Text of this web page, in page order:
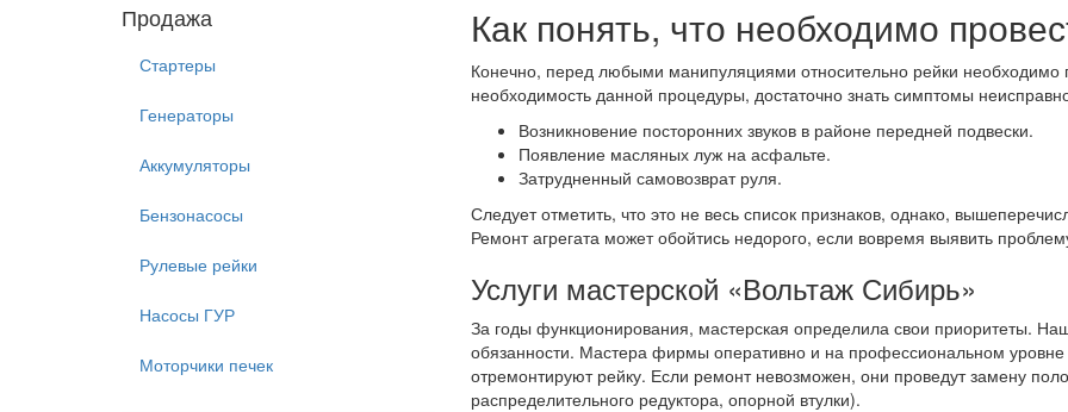
Продажа
Стартеры
Генераторы
Аккумуляторы
Бензонасосы
Рулевые рейки
Насосы ГУР
Моторчики печек
Как понять, что необходимо
Конечно, перед любыми манипуляциями относительно рейки необходимо
необходимость данной процедуры, достаточно знать симптомы
Возникновение посторонних звуков в районе передней подвески.
Появление масляных луж на асфальте.
Затрудненный самовозврат руля.
Следует отметить, что это не весь список признаков, однако,
Ремонт агрегата может обойтись недорого, если вовремя выявить
Услуги мастерской «Вольтаж Сибирь»
За годы функционирования, мастерская определила свои приоритеты.
обязанности. Мастера фирмы оперативно и на профессиональном уровне
отремонтируют рейку. Если ремонт невозможен, они проведут замену
распределительного редуктора, опорной втулки).